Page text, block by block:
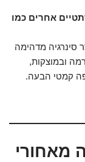
אחרים כמו
סינרגיה מדהימה
ובמוצקות,
קמטי הבעה.
מאחורי